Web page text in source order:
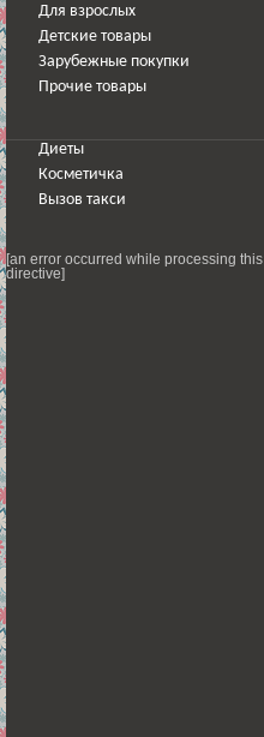
Для взрослых
Детские товары
Зарубежные покупки
Прочие товары
Диеты
Косметичка
Вызов такси
[an error occurred while processing this
directive]